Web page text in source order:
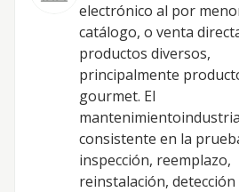
electrónico al por
catálogo, o venta
productos diversos,
principalmente
gourmet. El
consistente en la
inspección, reemplazo,
reinstalación, detección